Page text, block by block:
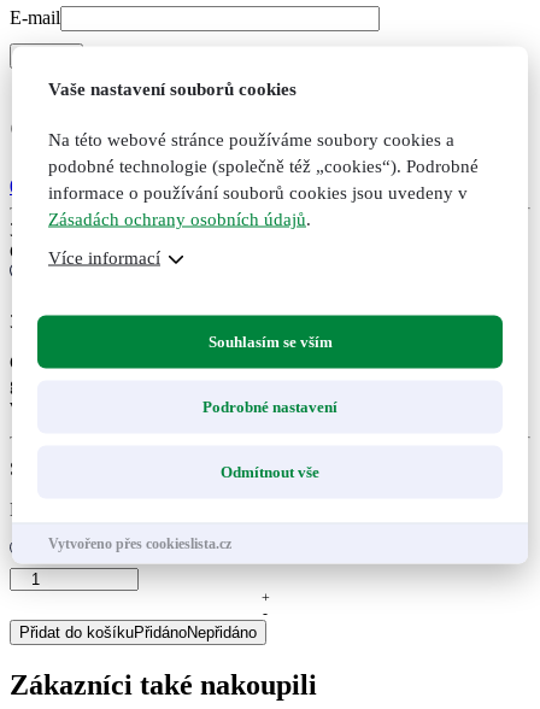
E-mail
Graviola, 60 kapslí
0 hodnocení
365
Kč
Cena bez DPH:326 Kč
3
Graviola. Doplněk stravy. Tradiční bylinný produkt. 60 kapslí, 12,5
g. Pestrá a vyvážená strava také na podzim a v zimě. Láska a
vděčnost za tento dar.
Skladem
Expedujeme do druhého dne po uhrazení
Graviola,
kapslí
množství
+
-
Přidat do košíkuPřidánoNepřidáno
Zákazníci také nakoupili
Vaše nastavení souborů cookies
Na této webové stránce používáme soubory cookies a
podobné technologie (společně též „cookies“). Podrobné
informace o používání souborů cookies jsou uvedeny v
Zásadách ochrany osobních údajů
Více informací
Souhlasím se vším
Podrobné nastavení
Odmítnout vše
Vytvořeno přes cookieslista.cz